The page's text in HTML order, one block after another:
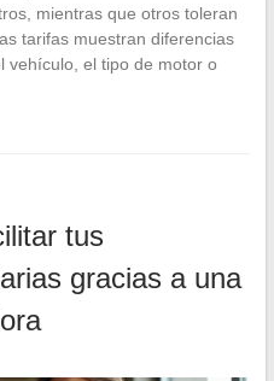
mientras que otros toleran
tarifas muestran diferencias
vehículo, el tipo de motor o
tus
gracias a una